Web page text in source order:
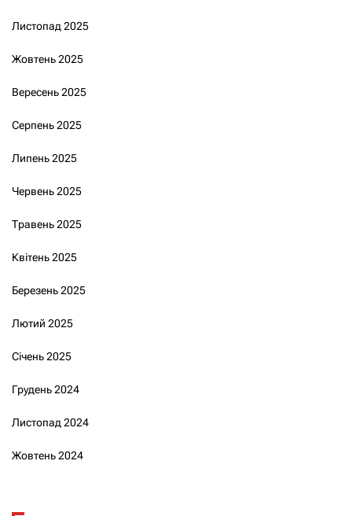
Листопад 2025
Жовтень 2025
Вересень 2025
Серпень 2025
Липень 2025
Червень 2025
Травень 2025
Квітень 2025
Березень 2025
Лютий 2025
Січень 2025
Грудень 2024
Листопад 2024
Жовтень 2024